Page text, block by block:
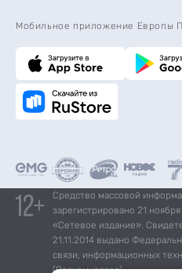
Мобильное приложение Европы
Средство массовой
зарегистрировано 21
«Сетевое издание».
21.11.2014 выдано
связи, информационных
(Роскомнадзор).